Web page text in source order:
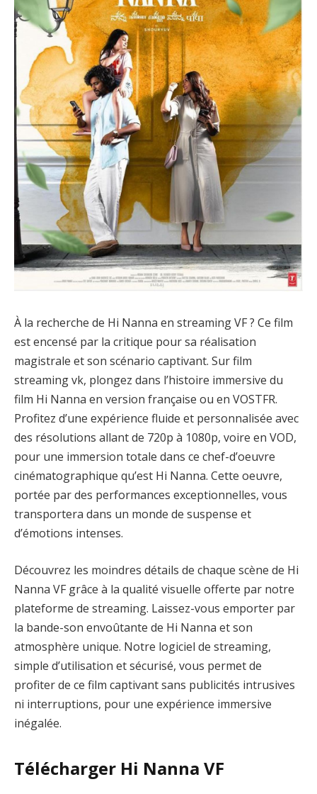
À la recherche de Hi Nanna en streaming VF ? Ce film
est encensé par la critique pour sa réalisation
magistrale et son scénario captivant. Sur film
streaming vk, plongez dans l’histoire immersive du
film Hi Nanna en version française ou en VOSTFR.
Profitez d’une expérience fluide et personnalisée avec
des résolutions allant de 720p à 1080p, voire en VOD,
pour une immersion totale dans ce chef-d’oeuvre
cinématographique qu’est Hi Nanna. Cette oeuvre,
portée par des performances exceptionnelles, vous
transportera dans un monde de suspense et
d’émotions intenses.
Découvrez les moindres détails de chaque scène de Hi
Nanna VF grâce à la qualité visuelle offerte par notre
plateforme de streaming. Laissez-vous emporter par
la bande-son envoûtante de Hi Nanna et son
atmosphère unique. Notre logiciel de streaming,
simple d’utilisation et sécurisé, vous permet de
profiter de ce film captivant sans publicités intrusives
ni interruptions, pour une expérience immersive
inégalée.
Télécharger Hi Nanna VF